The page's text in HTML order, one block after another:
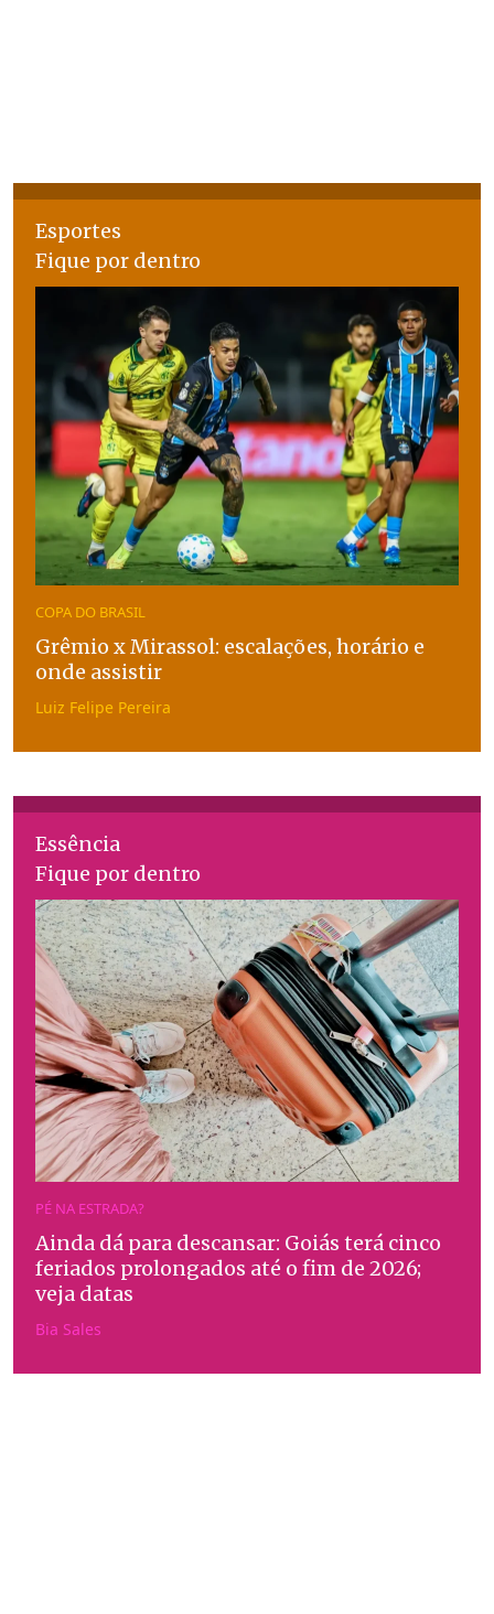
Esportes
Fique por dentro
COPA DO BRASIL
Grêmio x Mirassol: escalações, horário e
onde assistir
Luiz Felipe Pereira
Essência
Fique por dentro
PÉ NA ESTRADA?
Ainda dá para descansar: Goiás terá cinco
feriados prolongados até o fim de 2026;
veja datas
Bia Sales